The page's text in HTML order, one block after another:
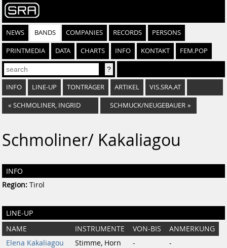
NEWS BANDS COMPANIES RECORDS PERSONS
PRINTMEDIA DATA CHARTS INFO KONTAKT FEM.POP
INFO LINE-UP TONTRÄGER ARTIKEL VIS.SRA.AT
« SCHMOLINER, INGRID SCHMUCK/NEUGEBAUER »
Schmoliner/ Kakaliagou
INFO
Region: Tirol
LINE-UP
NAME INSTRUMENTE VON-BIS
ANMERKUNG
Elena Kakaliagou
Stimme, Horn -
-